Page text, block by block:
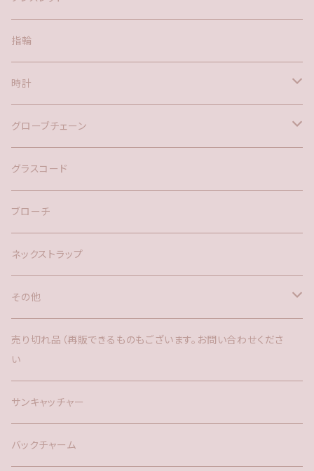
ポスト
指輪
時計
バックチャーム
ネックレス
グローブチェーン
バックチャーム
グラスコード
ブローチ
ネックストラップ
その他
バックチャーム
時計
サンキャッチャー
売り切れ品（再販できるものもございます。お問い合わせくださ
い
サンキャッチャー
バックチャーム